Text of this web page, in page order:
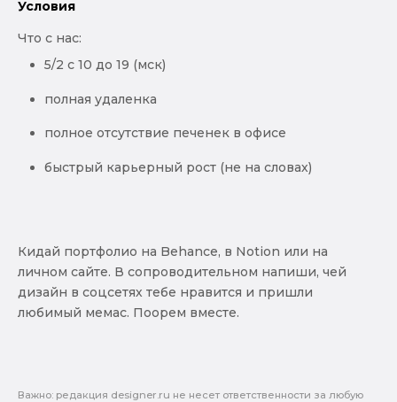
Условия
Что с нас:
5/2 с 10 до 19 (мск)
полная удаленка
полное отсутствие печенек в офисе
быстрый карьерный рост (не на словах)
Кидай портфолио на Behance, в Notion или на
личном сайте. В сопроводительном напиши, чей
дизайн в соцсетях тебе нравится и пришли
любимый мемас. Поорем вместе.
Важно: pедакция designer.ru не несет ответственности за любую